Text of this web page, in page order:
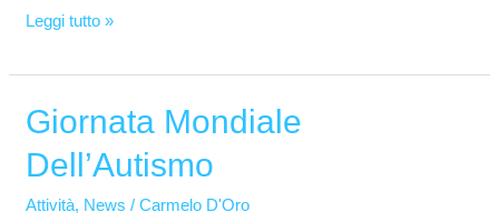
Leggi tutto »
Giornata Mondiale
Dell’Autismo
Attività, News /Carmelo D'Oro
Giornata
Dell’Autismo